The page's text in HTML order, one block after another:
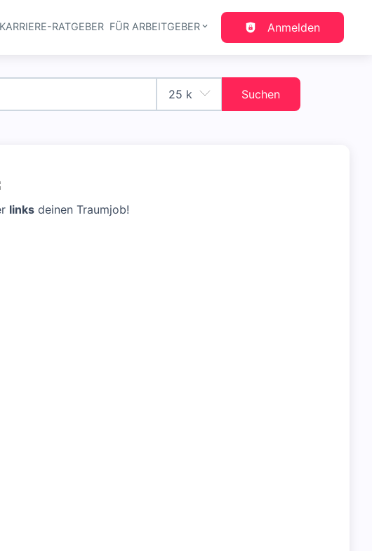
Haupt-Navigation
KARRIERE-RATGEBER FÜR ARBEITGEBER Anmelden
Suchen
linksdeinen Traumjob!